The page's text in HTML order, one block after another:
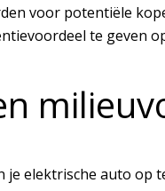
voor potentiële
te geven
elektrische auto op